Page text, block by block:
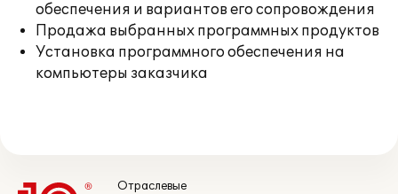
обеспечения и вариантов его сопровождения
Продажа выбранных программных продуктов
Установка программного обеспечения на
компьютеры заказчика
Отраслевые